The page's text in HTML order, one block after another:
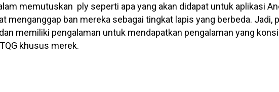
memutuskan ply seperti apa yang akan didapat untuk aplikasi
menganggap ban mereka sebagai tingkat lapis yang berbeda. Jadi,
memiliki pengalaman untuk mendapatkan pengalaman yang
khusus merek.